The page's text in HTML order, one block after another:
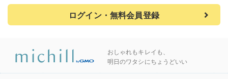
ログイン・無料会員登録
おしゃれもキレイも、
明日のワタシにちょうどいい